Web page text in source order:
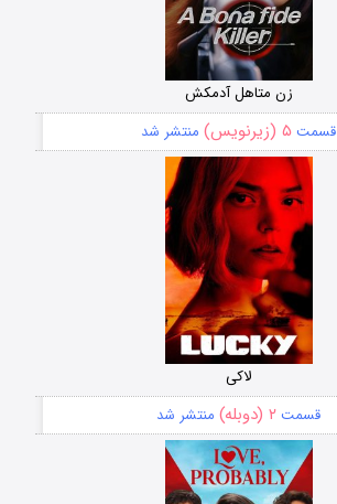
زن متاهل آدمکش
قسمت ۵ (زیرنویس) منتشر شد
لاکی
قسمت ۲ (دوبله) منتشر شد